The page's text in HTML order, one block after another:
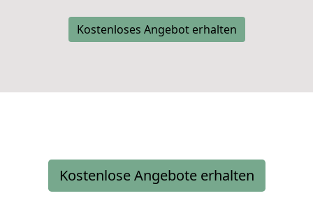
Kostenloses Angebot erhalten
Kostenlose Angebote erhalten